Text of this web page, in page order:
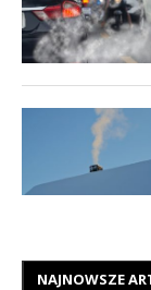
NAJNOWSZE